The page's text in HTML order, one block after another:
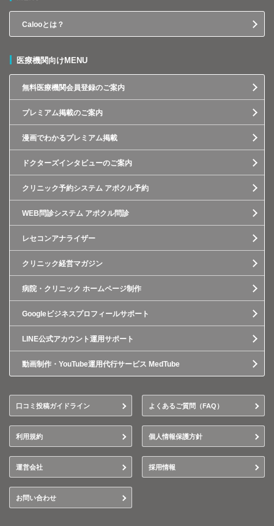
Calooとは？
医療機関向けMENU
無料医療機関会員登録のご案内
プレミアム掲載のご案内
漫画でわかるプレミアム掲載
ドクターズインタビューのご案内
クリニック予約システム アポクル予約
WEB問診システム アポクル問診
レセコンアナライザー
クリニック経営マガジン
病院・クリニック ホームページ制作
Googleビジネスプロフィールサポート
LINE公式アカウント運用サポート
動画制作・YouTube運用代行サービス MedTube
口コミ投稿ガイドライン よくあるご質問（FAQ）
利用規約 個人情報保護方針
運営会社 採用情報
お問い合わせ